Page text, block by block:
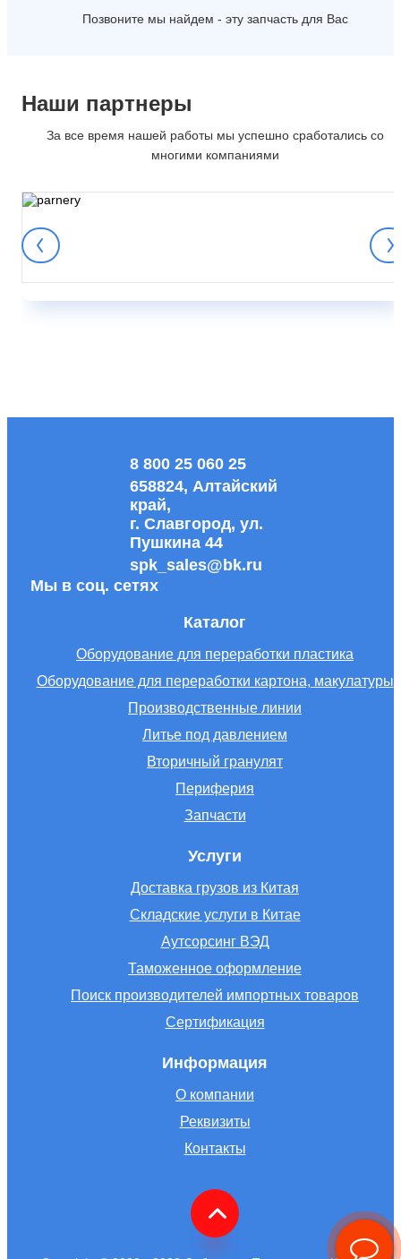
Позвоните мы найдем - эту запчасть для Вас
Наши партнеры
За все время нашей работы мы успешно сработались со
многими компаниями
8 800 25 060 25
658824, Алтайский
край,
г. Славгород, ул.
Пушкина 44
spk_sales@bk.ru
Мы в соц. сетях
Каталог
Оборудование для переработки пластика
Оборудование для переработки картона, макулатуры
Производственные линии
Литье под давлением
Вторичный гранулят
Периферия
Запчасти
Услуги
Доставка грузов из Китая
Складские услуги в Китае
Аутсорсинг ВЭД
Таможенное оформление
Поиск производителей импортных товаров
Сертификация
Информация
О компании
Реквизиты
Контакты